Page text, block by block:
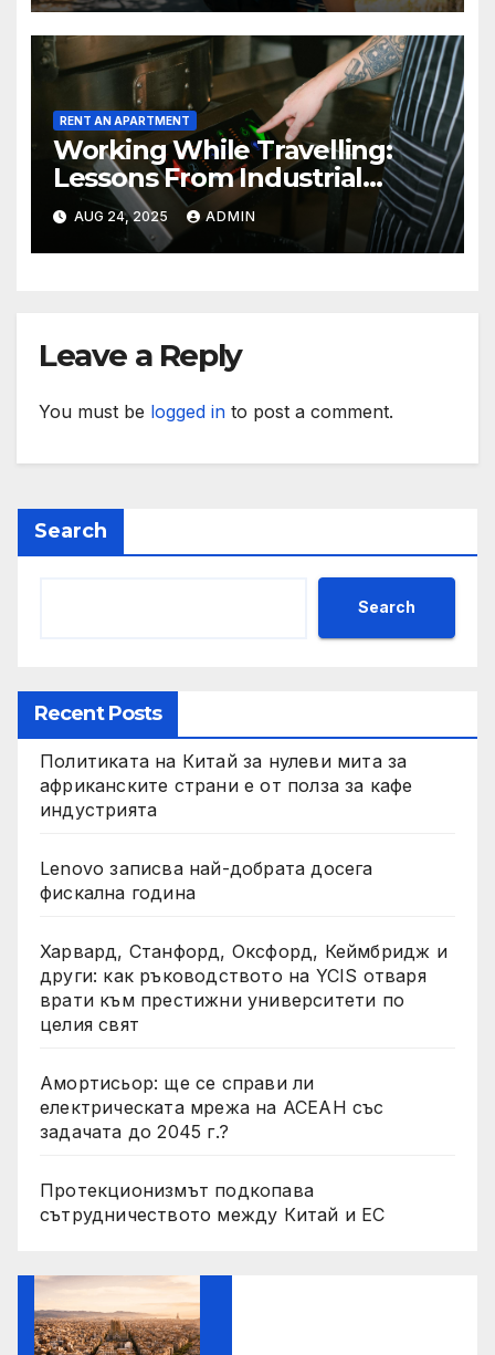
RENT AN APARTMENT
Working While Travelling:
Lessons From Industrial
Kitchen Mishaps
AUG 24, 2025 ADMIN
Leave a Reply
You must be logged in to post a comment.
Search
Search
Recent Posts
Политиката на Китай за нулеви мита за
африканските страни е от полза за кафе
индустрията
Lenovo записва най-добрата досега
фискална година
Харвард, Станфорд, Оксфорд, Кеймбридж и
други: как ръководството на YCIS отваря
врати към престижни университети по
целия свят
Амортисьор: ще се справи ли
електрическата мрежа на АСЕАН със
задачата до 2045 г.?
Протекционизмът подкопава
сътрудничеството между Китай и ЕС